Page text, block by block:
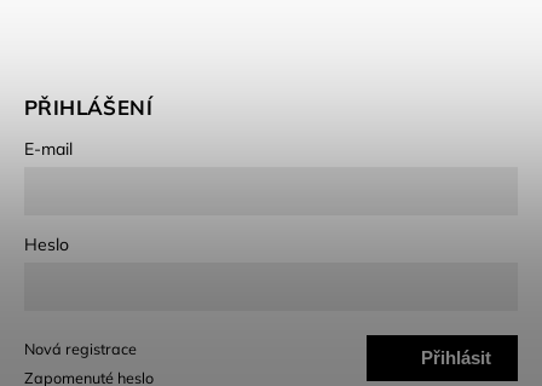
PŘIHLÁŠENÍ
E-mail
Heslo
Přihlásit
Nová registrace
Zapomenuté heslo